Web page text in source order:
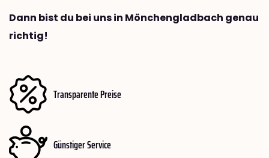
Dann bist du bei uns in Mönchengladbach genau
richtig!
Transparente Preise
Günstiger Service